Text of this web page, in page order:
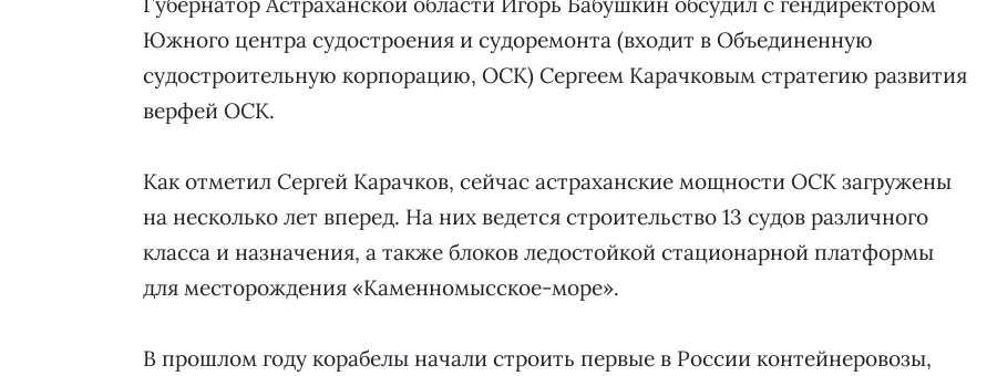
Южного центра судостроения и судоремонта (входит в Объединенную
судостроительную корпорацию, ОСК) Сергеем Карачковым стратегию развития
верфей ОСК.
Как отметил Сергей Карачков, сейчас астраханские мощности ОСК загружены
на несколько лет вперед. На них ведется строительство 13 судов различного
класса и назначения, а также блоков ледостойкой стационарной платформы
для месторождения «Каменномысское-море».
В прошлом году корабелы начали строить первые в России контейнеровозы,